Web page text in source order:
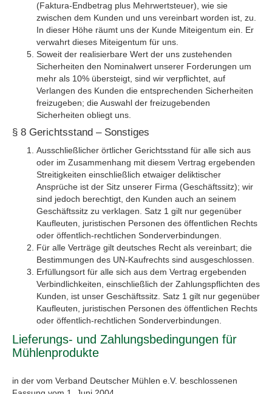
(Faktura-Endbetrag plus Mehrwertsteuer), wie sie
zwischen dem Kunden und uns vereinbart worden ist, zu.
In dieser Höhe räumt uns der Kunde Miteigentum ein. Er
verwahrt dieses Miteigentum für uns.
Soweit der realisierbare Wert der uns zustehenden
Sicherheiten den Nominalwert unserer Forderungen um
mehr als 10% übersteigt, sind wir verpflichtet, auf
Verlangen des Kunden die entsprechenden Sicherheiten
freizugeben; die Auswahl der freizugebenden
Sicherheiten obliegt uns.
§ 8 Gerichtsstand – Sonstiges
Ausschließlicher örtlicher Gerichtsstand für alle sich aus
oder im Zusammenhang mit diesem Vertrag ergebenden
Streitigkeiten einschließlich etwaiger deliktischer
Ansprüche ist der Sitz unserer Firma (Geschäftssitz); wir
sind jedoch berechtigt, den Kunden auch an seinem
Geschäftssitz zu verklagen. Satz 1 gilt nur gegenüber
Kaufleuten, juristischen Personen des öffentlichen Rechts
oder öffentlich-rechtlichen Sonderverbindungen.
Für alle Verträge gilt deutsches Recht als vereinbart; die
Bestimmungen des UN-Kaufrechts sind ausgeschlossen.
Erfüllungsort für alle sich aus dem Vertrag ergebenden
Verbindlichkeiten, einschließlich der Zahlungspflichten des
Kunden, ist unser Geschäftssitz. Satz 1 gilt nur gegenüber
Kaufleuten, juristischen Personen des öffentlichen Rechts
oder öffentlich-rechtlichen Sonderverbindungen.
Lieferungs- und Zahlungsbedingungen für
Mühlenprodukte
in der vom Verband Deutscher Mühlen e.V. beschlossenen